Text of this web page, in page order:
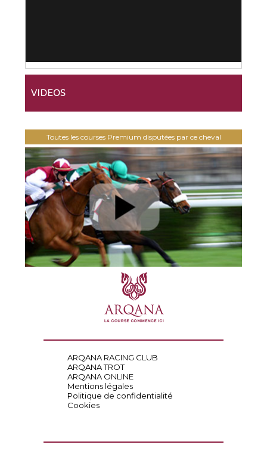
VIDEOS
Toutes les courses Premium disputées par ce cheval
ARQANA RACING CLUB
ARQANA TROT
ARQANA ONLINE
Mentions légales
Politique de confidentialité
Cookies